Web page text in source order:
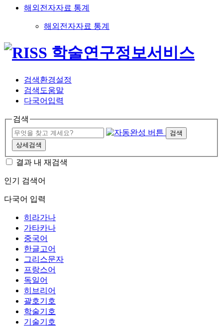
해외전자자료 통계
해외전자자료 통계
검색환경설정
검색도움말
다국어입력
검색
검색
상세검색
결과 내 재검색
인기 검색어
다국어 입력
히라가나
가타카나
중국어
한글고어
그리스문자
프랑스어
독일어
히브리어
괄호기호
학술기호
기술기호